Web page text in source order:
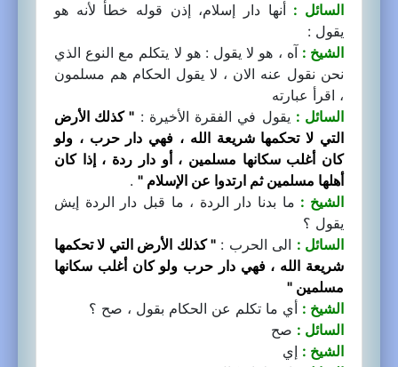
السائل : أنها دار إسلام، إذن قوله خطأ لأنه هو
يقول :
الشيخ : آه ، هو لا يقول : هو لا يتكلم مع النوع الذي
نحن نقول عنه الان ، لا يقول الحكام هم مسلمون
، اقرأ عبارته
السائل : يقول في الفقرة الأخيرة : " كذلك الأرض
التي لا تحكمها شريعة الله ، فهي دار حرب ، ولو
كان أغلب سكانها مسلمين ، أو دار ردة ، إذا كان
أهلها مسلمين ثم ارتدوا عن الإسلام " .
الشيخ : ما بدنا دار الردة ، ما قبل دار الردة إيش
يقول ؟
السائل : الى الحرب : " كذلك الأرض التي لا تحكمها
شريعة الله ، فهي دار حرب ولو كان أغلب سكانها
مسلمين "
الشيخ : أي ما تكلم عن الحكام بقول ، صح ؟
السائل : صح
الشيخ : إي